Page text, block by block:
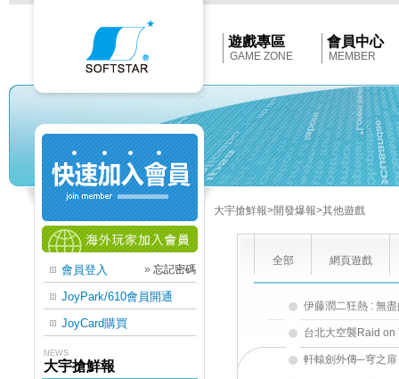
Softstar
遊戲專區
GAME ZONE
會員中心
MEMBER
會員登入 » 忘記密碼
JoyPark/610會員開通
JoyCard購買
NEWS
大宇搶鮮報
大宇搶鮮報>開發爆報>其他遊戲
全部 網頁遊戲
伊藤潤二狂熱 : 無
台北大空襲Raid on
軒轅劍外傳─穹之扉